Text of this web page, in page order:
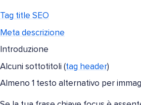
Tag title SEO
Meta descrizione
Introduzione
Alcuni sottotitoli (tag header)
Almeno 1 testo alternativo per